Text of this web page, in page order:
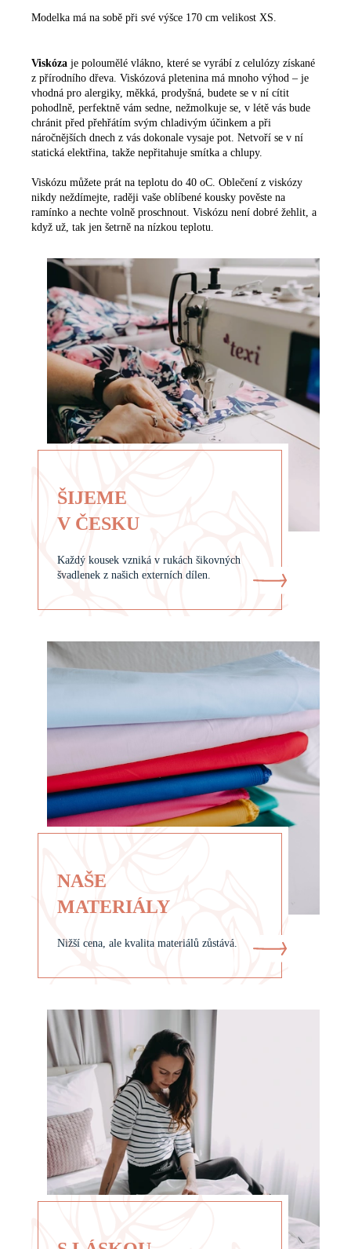
Modelka má na sobě při své výšce 170 cm velikost XS.
Viskóza je poloumělé vlákno, které se vyrábí z celulózy získané
z přírodního dřeva. Viskózová pletenina má mnoho výhod – je
vhodná pro alergiky, měkká, prodyšná, budete se v ní cítit
pohodlně, perfektně vám sedne, nežmolkuje se, v létě vás bude
chránit před přehřátím svým chladivým účinkem a při
náročnějších dnech z vás dokonale vysaje pot. Netvoří se v ní
statická elektřina, takže nepřitahuje smítka a chlupy.
Viskózu můžete prát na teplotu do 40 oC. Oblečení z viskózy
nikdy neždímejte, raději vaše oblíbené kousky pověste na
ramínko a nechte volně proschnout. Viskózu není dobré žehlit, a
když už, tak jen šetrně na nízkou teplotu.
ŠIJEME
V ČESKU
Každý kousek vzniká v rukách šikovných
švadlenek z našich externích dílen.
NAŠE
MATERIÁLY
Nižší cena, ale kvalita materiálů zůstává.